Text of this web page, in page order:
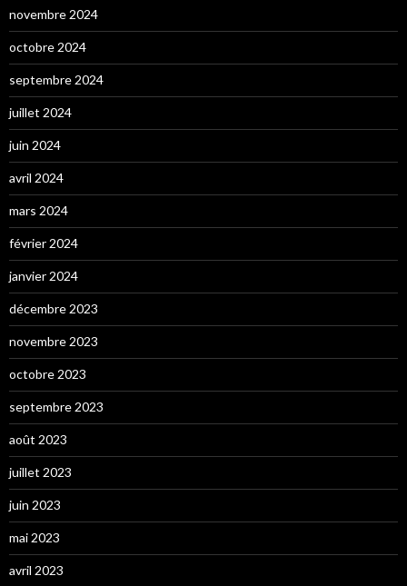
novembre 2024
octobre 2024
septembre 2024
juillet 2024
juin 2024
avril 2024
mars 2024
février 2024
janvier 2024
décembre 2023
novembre 2023
octobre 2023
septembre 2023
août 2023
juillet 2023
juin 2023
mai 2023
avril 2023